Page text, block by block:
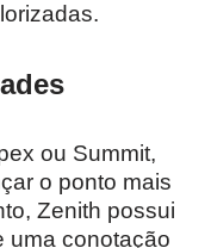
ou Summit,
o ponto mais
Zenith possui
uma conotação